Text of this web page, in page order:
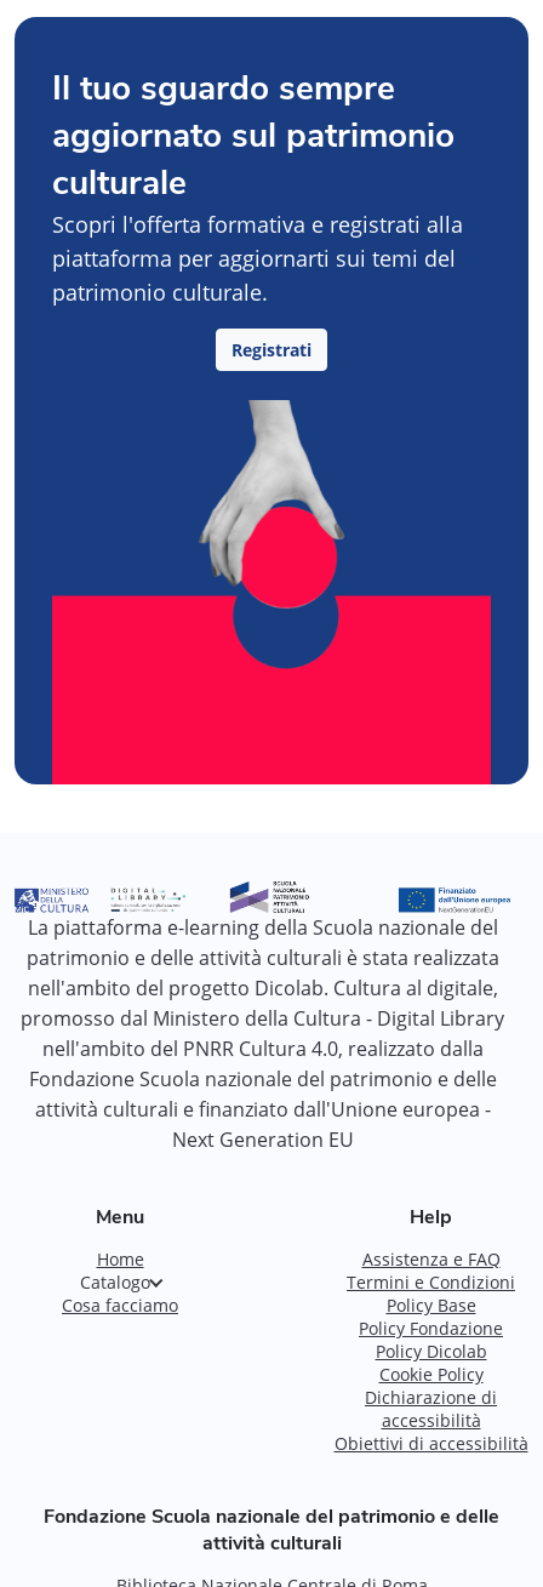
Il tuo sguardo sempre
aggiornato sul patrimonio
culturale
Scopri l'offerta formativa e registrati alla
piattaforma per aggiornarti sui temi del
patrimonio culturale.
Registrati
La piattaforma e-learning della Scuola nazionale del
patrimonio e delle attività culturali è stata realizzata
nell'ambito del progetto Dicolab. Cultura al digitale,
promosso dal Ministero della Cultura - Digital Library
nell'ambito del PNRR Cultura 4.0, realizzato dalla
Fondazione Scuola nazionale del patrimonio e delle
attività culturali e finanziato dall'Unione europea -
Next Generation EU
Menu
Home
Catalogo
Cosa facciamo
Help
Assistenza e FAQ
Termini e Condizioni
Policy Base
Policy Fondazione
Policy Dicolab
Cookie Policy
Dichiarazione di
accessibilità
Obiettivi di accessibilità
Fondazione Scuola nazionale del patrimonio e delle
attività culturali